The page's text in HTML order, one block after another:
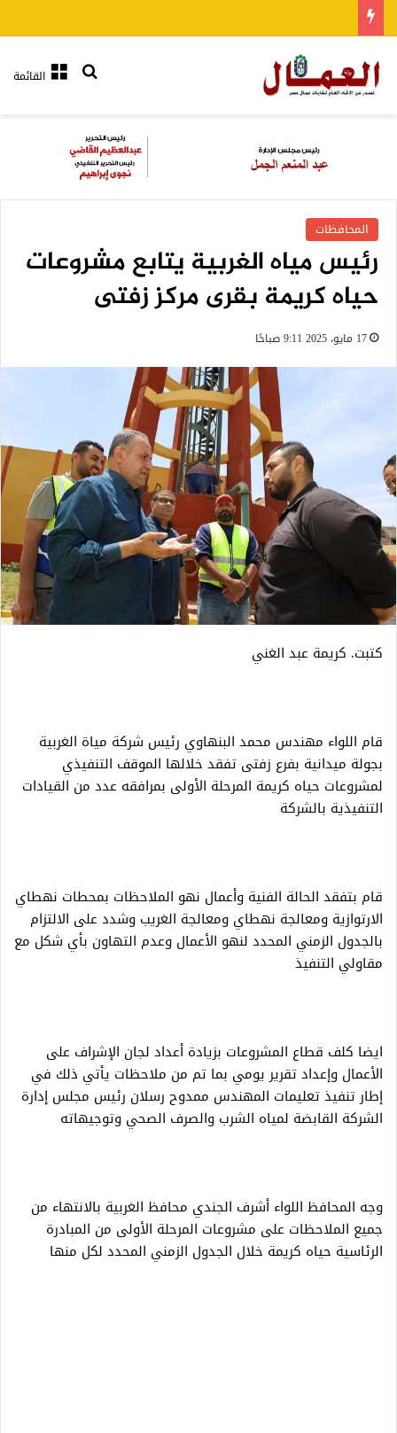
القائمةبحث عن
المحافظات
رئيس مياه الغربية يتابع مشروعات
حياه كريمة بقرى مركز زفتى
17 مايو، 2025 9:11 صباحًا
كتبت. كريمة عبد الغني
قام اللواء مهندس محمد البنهاوي رئيس شركة مياة الغربية
بجولة ميدانية بفرع زفتى تفقد خلالها الموقف التنفيذي
لمشروعات حياه كريمة المرحلة الأولى بمرافقه عدد من القيادات
التنفيذية بالشركة
قام بتفقد الحالة الفنية وأعمال نهو الملاحظات بمحطات نهطاي
الارتوازية ومعالجة نهطاي ومعالجة الغريب وشدد على الالتزام
بالجدول الزمني المحدد لنهو الأعمال وعدم التهاون بأي شكل مع
مقاولي التنفيذ
ايضا كلف قطاع المشروعات بزيادة أعداد لجان الإشراف على
الأعمال وإعداد تقرير يومي بما تم من ملاحظات يأتي ذلك في
إطار تنفيذ تعليمات المهندس ممدوح رسلان رئيس مجلس إدارة
الشركة القابضة لمياه الشرب والصرف الصحي وتوجيهاته
وجه المحافظ اللواء أشرف الجندي محافظ الغربية بالانتهاء من
جميع الملاحظات على مشروعات المرحلة الأولى من المبادرة
الرئاسية حياه كريمة خلال الجدول الزمني المحدد لكل منها